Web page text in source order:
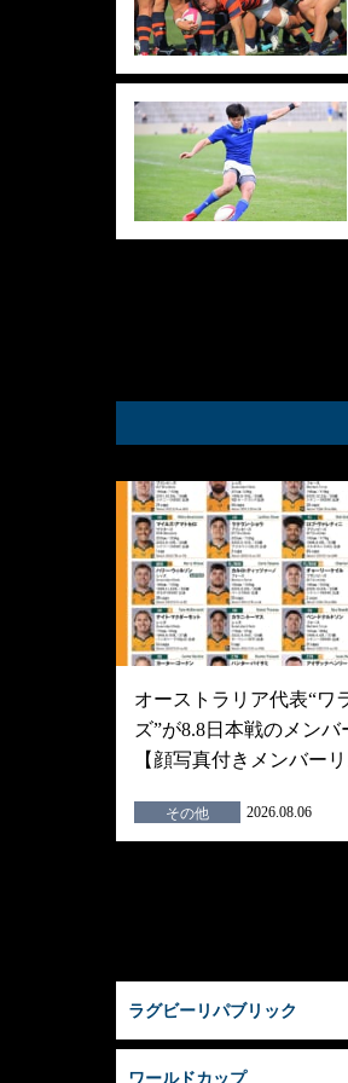
オーストラリア代表“ワ
ズ”が8.8日本戦のメンバ
【顔写真付きメンバー
その他 2026.08.06
ラグビーリパブリック
ワールドカップ